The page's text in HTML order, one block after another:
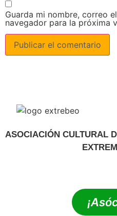
Guarda mi nombre, correo
navegador para la próxima
ASOCIACIÓN CULTURAL